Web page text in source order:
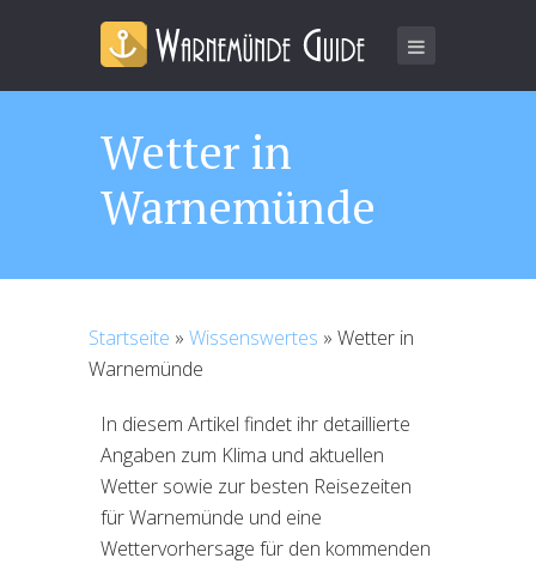
Wetter in
Warnemünde
Startseite » Wissenswertes » Wetter in
Warnemünde
In diesem Artikel findet ihr detaillierte
Angaben zum Klima und aktuellen
Wetter sowie zur besten Reisezeiten
für Warnemünde und eine
Wettervorhersage für den kommenden